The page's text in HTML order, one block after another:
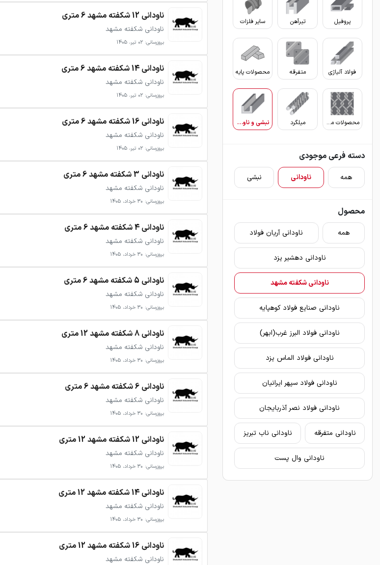
پروفیل تیرآهن سایر فلزات
فولاد آلیاژی متفرقه محصولات پایه
محصولات مفتولی میلگرد نبشی و ناودانی
دسته فرعی موجودی
همه ناودانی نبشی
محصول
همه ناودانی آریان فولاد
ناودانی دهشیر یزد
ناودانی شکفته مشهد
ناودانی صنایع فولاد کوهپایه
ناودانی فولاد البرز غرب(ابهر)
ناودانی فولاد الماس یزد
ناودانی فولاد سپهر ایرانیان
ناودانی فولاد نصر آذربایجان
ناودانی متفرقه ناودانی ناب تبریز
ناودانی وال پست
ناودانی 12 شکفته مشهد 6 متری
ناودانی شکفته مشهد
بروزرسانی: 02 تیر، 1405
ناودانی 14 شکفته مشهد 6 متری
ناودانی شکفته مشهد
بروزرسانی: 02 تیر، 1405
ناودانی 16 شکفته مشهد 6 متری
ناودانی شکفته مشهد
بروزرسانی: 02 تیر، 1405
ناودانی 3 شکفته مشهد 6 متری
ناودانی شکفته مشهد
بروزرسانی: 30 خرداد، 1405
ناودانی 4 شکفته مشهد 6 متری
ناودانی شکفته مشهد
بروزرسانی: 30 خرداد، 1405
ناودانی 5 شکفته مشهد 6 متری
ناودانی شکفته مشهد
بروزرسانی: 30 خرداد، 1405
ناودانی 8 شکفته مشهد 12 متری
ناودانی شکفته مشهد
بروزرسانی: 30 خرداد، 1405
ناودانی 6 شکفته مشهد 6 متری
ناودانی شکفته مشهد
بروزرسانی: 30 خرداد، 1405
ناودانی 12 شکفته مشهد 12 متری
ناودانی شکفته مشهد
بروزرسانی: 30 خرداد، 1405
ناودانی 14 شکفته مشهد 12 متری
ناودانی شکفته مشهد
بروزرسانی: 30 خرداد، 1405
ناودانی 16 شکفته مشهد 12 متری
ناودانی شکفته مشهد